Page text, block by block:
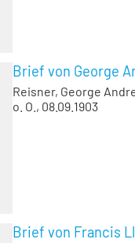
Brief von George
Reisner, George
o. O., 08.09.1903
Brief von Francis